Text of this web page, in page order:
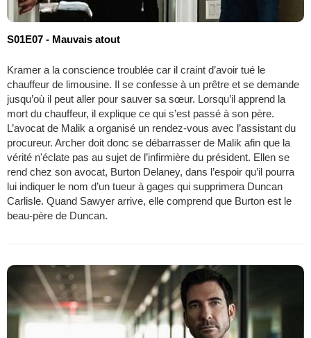
S01E07 - Mauvais atout
Kramer a la conscience troublée car il craint d’avoir tué le
chauffeur de limousine. Il se confesse à un prêtre et se demande
jusqu’où il peut aller pour sauver sa sœur. Lorsqu’il apprend la
mort du chauffeur, il explique ce qui s’est passé à son père.
L’avocat de Malik a organisé un rendez-vous avec l’assistant du
procureur. Archer doit donc se débarrasser de Malik afin que la
vérité n'éclate pas au sujet de l’infirmière du président. Ellen se
rend chez son avocat, Burton Delaney, dans l’espoir qu’il pourra
lui indiquer le nom d’un tueur à gages qui supprimera Duncan
Carlisle. Quand Sawyer arrive, elle comprend que Burton est le
beau-père de Duncan.